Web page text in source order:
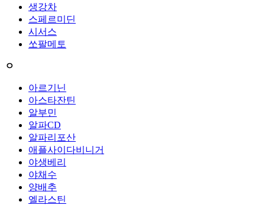
생강차
스페르미딘
시서스
쏘팔메토
ㅇ
아르기닌
아스타잔틴
알부민
알파CD
알파리포산
애플사이다비니거
야생베리
야채수
양배추
엘라스틴